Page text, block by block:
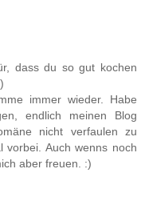
dass du so gut kochen
immer wieder. Habe
endlich meinen Blog
nicht verfaulen zu
vorbei. Auch wenns noch
aber freuen. :)